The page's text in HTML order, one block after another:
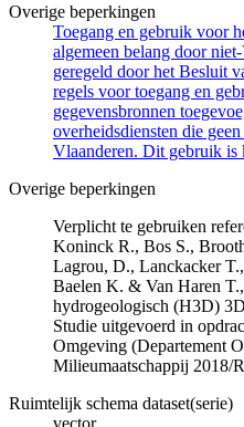
Overige beperkingen
Toegang en gebruik voor
algemeen belang door
geregeld door het Besluit
regels voor toegang en
gegevensbronnen
overheidsdiensten die
Vlaanderen. Dit gebruik is
Overige beperkingen
Verplicht te gebruiken
Koninck R., Bos S.,
Lagrou, D., Lanckacker
Baelen K. & Van Haren
hydrogeologisch (H3D)
Studie uitgevoerd in
Omgeving (Departement
Milieumaatschappij 2018/
Ruimtelijk schema dataset(serie)
vector